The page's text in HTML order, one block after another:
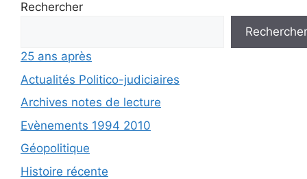
Rechercher
Rechercher
25 ans après
Actualités Politico-judiciaires
Archives notes de lecture
Evènements 1994 2010
Géopolitique
Histoire récente